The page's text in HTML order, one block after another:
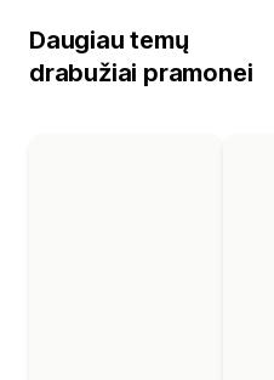
Daugiau temų
drabužiai pramonei